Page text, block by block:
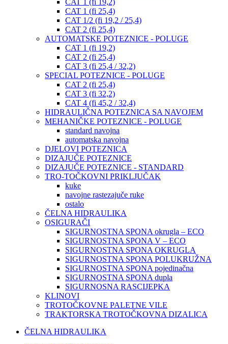
CAT 1 (fi 19,2)
CAT 1 (fi 25,4)
CAT 1/2 (fi 19,2 / 25,4)
CAT 2 (fi 25,4)
AUTOMATSKE POTEZNICE - POLUGE
CAT 1 (fi 19,2)
CAT 2 (fi 25,4)
CAT 3 (fi 25,4 / 32,2)
SPECIAL POTEZNICE - POLUGE
CAT 2 (fi 25,4)
CAT 3 (fi 32,2)
CAT 4 (fi 45,2 / 32,4)
HIDRAULIČNA POTEZNICA SA NAVOJEM
MEHANIČKE POTEZNICE - POLUGE
standard navojna
automatska navojna
DJELOVI POTEZNICA
DIZAJUČE POTEZNICE
DIZAJUČE POTEZNICE - STANDARD
TRO-TOČKOVNI PRIKLJUČAK
kuke
navojne rastezajuče ruke
ostalo
ČELNA HIDRAULIKA
OSIGURAČI
SIGURNOSTNA SPONA okrugla – ECO
SIGURNOSTNA SPONA V – ECO
SIGURNOSTNA SPONA OKRUGLA
SIGURNOSTNA SPONA POLUKRUŽNA
SIGURNOSTNA SPONA pojedinačna
SIGURNOSTNA SPONA dupla
SIGURNOSNA RASCIJEPKA
KLINOVI
TROTOČKOVNE PALETNE VILE
TRAKTORSKA TROTOČKOVNA DIZALICA
ČELNA HIDRAULIKA